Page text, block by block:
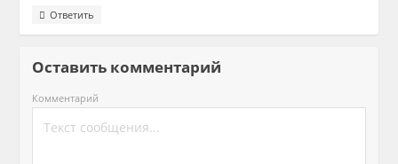
Ответить
Оставить комментарий
Комментарий